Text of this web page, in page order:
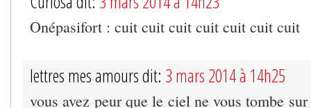
Onépasifort : cuit cuit cuit cuit cuit cuit cuit
lettres mes amours dit: 3 mars 2014 à 14h25
vous avez peur que le ciel ne vous tombe